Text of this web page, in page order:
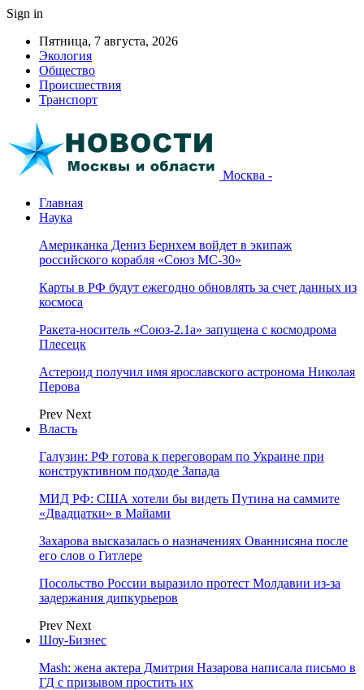
Sign in
Пятница, 7 августа, 2026
Экология
Общество
Происшествия
Транспорт
Москва -
Главная
Наука
Американка Дениз Бернхем войдет в экипаж
российского корабля «Союз МС-30»
Карты в РФ будут ежегодно обновлять за счет данных из
космоса
Ракета-носитель «Союз-2.1а» запущена с космодрома
Плесецк
Астероид получил имя ярославского астронома Николая
Перова
Prev Next
Власть
Галузин: РФ готова к переговорам по Украине при
конструктивном подходе Запада
МИД РФ: США хотели бы видеть Путина на саммите
«Двадцатки» в Майами
Захарова высказалась о назначениях Ованнисяна после
его слов о Гитлере
Посольство России выразило протест Молдавии из-за
задержания дипкурьеров
Prev Next
Шоу-Бизнес
Mash: жена актера Дмитрия Назарова написала письмо в
ГД с призывом простить их